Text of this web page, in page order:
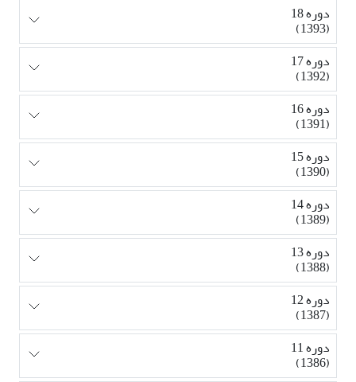
دوره 18
(1393)
دوره 17
(1392)
دوره 16
(1391)
دوره 15
(1390)
دوره 14
(1389)
دوره 13
(1388)
دوره 12
(1387)
دوره 11
(1386)